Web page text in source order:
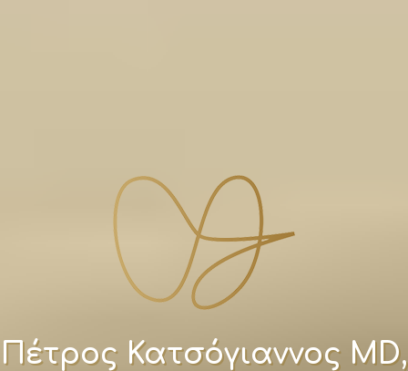
Πέτρος Κατσόγιαννος MD,